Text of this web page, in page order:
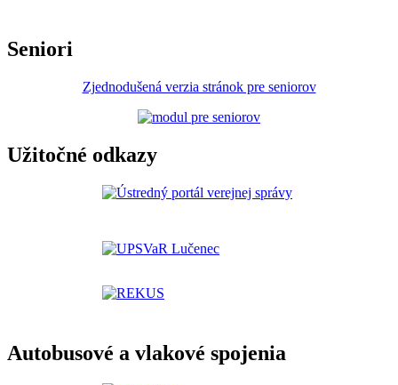
Seniori
Zjednodušená verzia stránok pre seniorov
Užitočné odkazy
Autobusové a vlakové spojenia